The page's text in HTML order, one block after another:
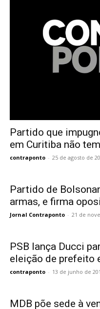
Partido que
em Curitiba não
contraponto - 25 de agosto de
Partido de
armas, e firma
Jornal Contraponto - 21 de
PSB lança Ducci
eleição de prefeito
contraponto - 13 de junho de
MDB põe sede à